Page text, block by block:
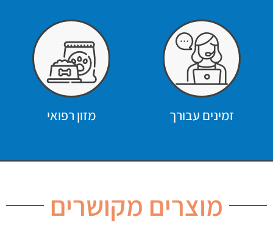
זמינים עבורך מזון רפואי
מוצרים מקושרים